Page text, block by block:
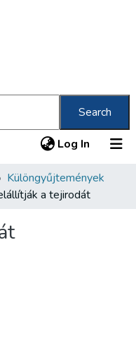
Search
Log In (current)
Különgyűjtemények
a tejirodát